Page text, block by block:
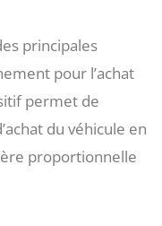
principales
pour l’achat
permet de
du véhicule en
proportionnelle